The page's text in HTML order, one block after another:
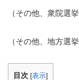
（その他、衆院選
（その他、地方選
目次 [表示]